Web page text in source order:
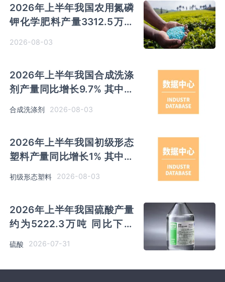
2026年上半年我国农用氮磷
钾化学肥料产量3312.5万吨
2026-08-03
2026年上半年我国合成洗涤
剂产量同比增长9.7% 其中广
东以超百万吨产量排名第一
合成洗涤剂 2026-08-03
2026年上半年我国初级形态
塑料产量同比增长1% 其中浙
12.17%、12.06%
初级形态塑料 2026-08-03
2026年上半年我国硫酸产量
约为5222.3万吨 同比下降
排名第一
硫酸 2026-07-31